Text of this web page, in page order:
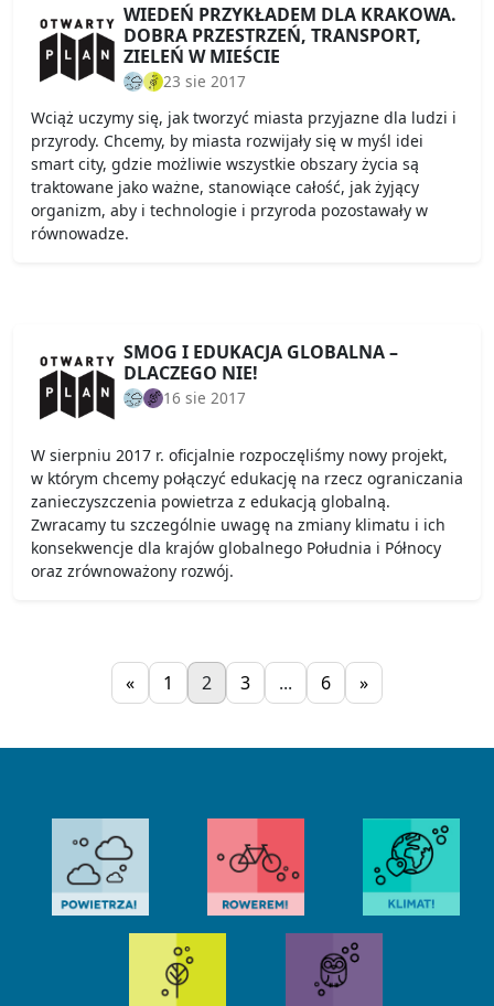
WIEDEŃ PRZYKŁADEM DLA KRAKOWA.
DOBRA PRZESTRZEŃ, TRANSPORT,
ZIELEŃ W MIEŚCIE
23 sie 2017
Wciąż uczymy się, jak tworzyć miasta przyjazne dla ludzi i
przyrody. Chcemy, by miasta rozwijały się w myśl idei
smart city, gdzie możliwie wszystkie obszary życia są
traktowane jako ważne, stanowiące całość, jak żyjący
organizm, aby i technologie i przyroda pozostawały w
równowadze.
SMOG I EDUKACJA GLOBALNA –
DLACZEGO NIE!
16 sie 2017
W sierpniu 2017 r. oficjalnie rozpoczęliśmy nowy projekt,
w którym chcemy połączyć edukację na rzecz ograniczania
zanieczyszczenia powietrza z edukacją globalną.
Zwracamy tu szczególnie uwagę na zmiany klimatu i ich
konsekwencje dla krajów globalnego Południa i Północy
oraz zrównoważony rozwój.
« 1 2 3 ... 6 »